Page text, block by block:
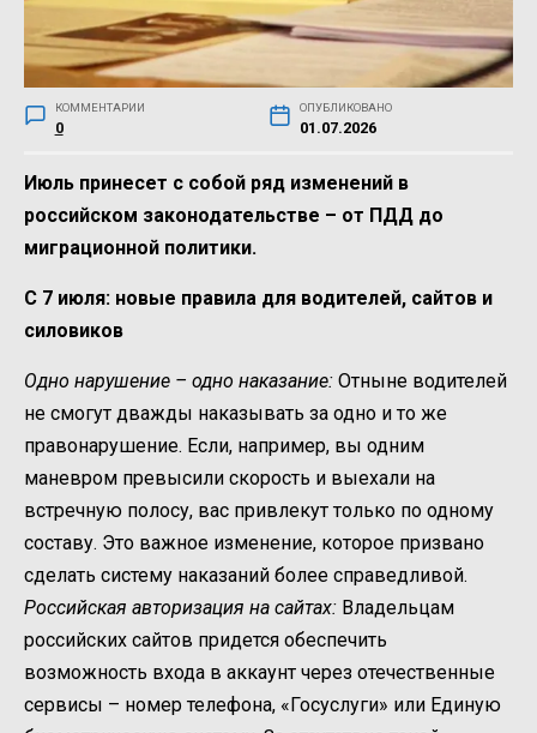
КОММЕНТАРИИ
0
ОПУБЛИКОВАНО
01.07.2026
Июль принесет с собой ряд изменений в
российском законодательстве – от ПДД до
миграционной политики.
С 7 июля: новые правила для водителей, сайтов и
силовиков
Одно нарушение – одно наказание: Отныне водителей
не смогут дважды наказывать за одно и то же
правонарушение. Если, например, вы одним
маневром превысили скорость и выехали на
встречную полосу, вас привлекут только по одному
составу. Это важное изменение, которое призвано
сделать систему наказаний более справедливой.
Российская авторизация на сайтах: Владельцам
российских сайтов придется обеспечить
возможность входа в аккаунт через отечественные
сервисы – номер телефона, «Госуслуги» или Единую